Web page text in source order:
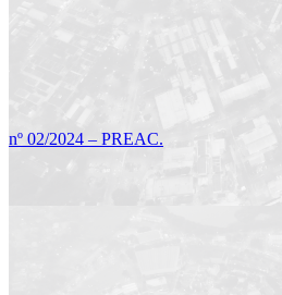
nº 02/2024 – PREAC.